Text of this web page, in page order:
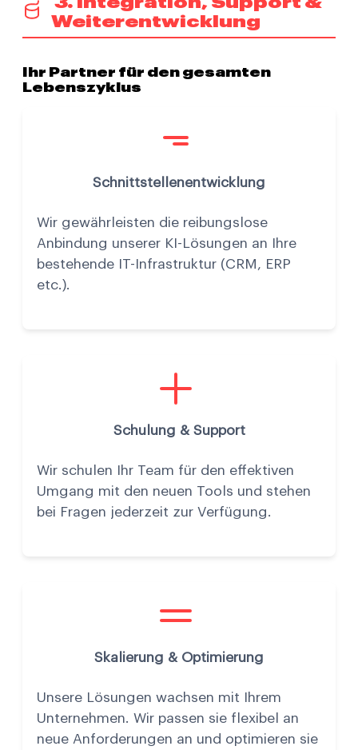
Weiterentwicklung
Ihr Partner für den gesamten
Lebenszyklus
Schnittstellenentwicklung
Wir gewährleisten die reibungslose
Anbindung unserer KI-Lösungen an Ihre
bestehende IT-Infrastruktur (CRM, ERP
etc.).
Schulung & Support
Wir schulen Ihr Team für den effektiven
Umgang mit den neuen Tools und stehen
bei Fragen jederzeit zur Verfügung.
Skalierung & Optimierung
Unsere Lösungen wachsen mit Ihrem
Unternehmen. Wir passen sie flexibel an
neue Anforderungen an und optimieren sie